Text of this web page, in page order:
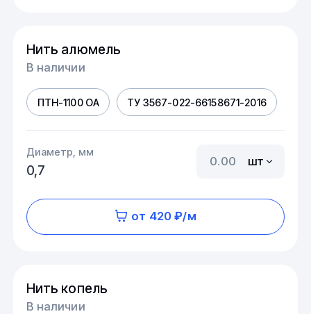
Нить алюмель
В наличии
ПТН-1100 ОА ТУ 3567-022-66158671-2016
Диаметр, мм
0,7
шт
от 420 ₽/м
Нить копель
В наличии